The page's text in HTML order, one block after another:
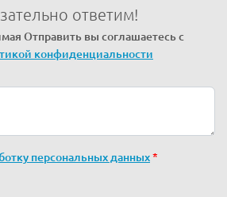
ответим!
Отправить вы соглашаетесь с
конфиденциальности
персональных данных*